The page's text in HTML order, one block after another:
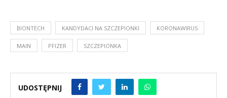
BIONTECH KANDYDACI NA SZCZEPIONKI KORONAWIRUS
MAIN PFIZER SZCZEPIONKA
UDOSTĘPNIJ